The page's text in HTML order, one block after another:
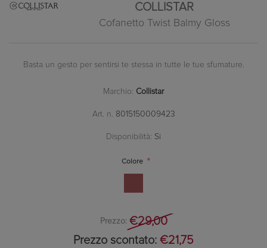
COLLISTAR
Cofanetto Twist Balmy Gloss
Basta un gesto per sentirsi te stessa in tutte le tue sfumature.
Marchio: Collistar
Art. n. 8015150009423
Disponibilità: Si
Colore *
Prezzo: €29,00
Prezzo scontato: €21,75